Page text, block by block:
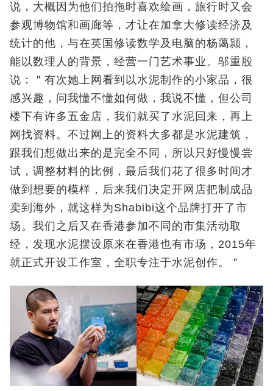
说，大概因为他们拍拖时喜欢绘画，旅行时又会
参观博物馆和画廊等，才让在加拿大修读经济及
统计的他，与在英国修读数学及电脑的杨蔼颕，
能以数理人的背景，经营一门艺术事业。邬重殷
说：＂有次她上网看到以水泥制作的小家品，很
感兴趣，问我懂不懂如何做，我说不懂，但公司
楼下有许多五金店，我们就买了水泥回来，再上
网找资料。不过网上的资料大多都是水泥建筑，
跟我们想做出来的是完全不同，所以只好慢慢尝
试，调整材料的比例，最后我们花了很多时间才
做到想要的模样，后来我们决定开网店把制成品
卖到海外，就这样为Shabibi这个品牌打开了市
场。我们之后又在香港参加不同的市集活动取
经，发现水泥摆设原来在香港也有市场，2015年
就正式开设工作室，全职专注于水泥创作。＂